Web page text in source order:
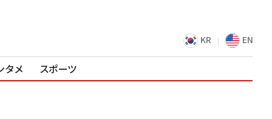
KR EN
タメ スポーツ